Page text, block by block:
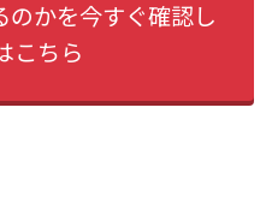
かを今すぐ確認し
こちら